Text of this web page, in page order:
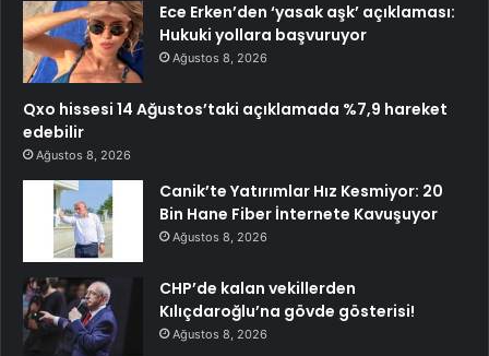
Ece Erken’den ‘yasak aşk’ açıklaması:
Hukuki yollara başvuruyor
Ağustos 8, 2026
Qxo hissesi 14 Ağustos’taki açıklamada %7,9 hareket
edebilir
Ağustos 8, 2026
Canik’te Yatırımlar Hız Kesmiyor: 20
Bin Hane Fiber İnternete Kavuşuyor
Ağustos 8, 2026
CHP’de kalan vekillerden
Kılıçdaroğlu’na gövde gösterisi!
Ağustos 8, 2026